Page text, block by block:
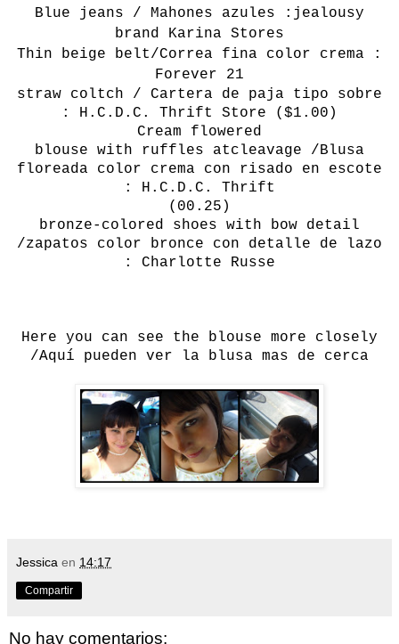
Blue jeans / Mahones azules :jealousy
brand Karina Stores
Thin beige belt/Correa fina color crema :
Forever 21
straw
coltch / Cartera de paja tipo sobre
: H.C.D.C. Thrift Store ($1.00)
Cream
flowered
blouse
with ruffles atcleavage /Blusa
floreada color crema con risado en escote
: H.C.D.C. Thrift
(00.25)
bronze-colored shoes with
bow detail
/zapatos color bronce con detalle de lazo
: Charlotte Russe
Here you can see the blouse more
closely
/Aquí pueden ver la blusa mas de cerca
Jessica en 14:17
Compartir
No hay comentarios: